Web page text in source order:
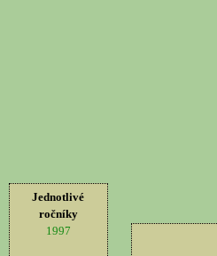
Jednotlivé
ročníky
1997